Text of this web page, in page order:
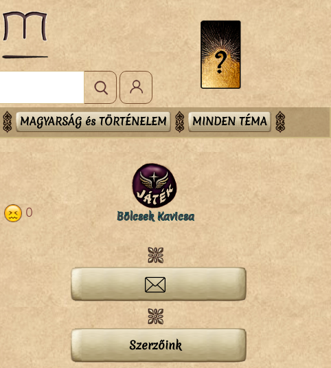
MAGYARSÁG és TÖRTÉNELEM MINDEN TÉMA
0 Bölcsek Kavicsa
Szerzőink